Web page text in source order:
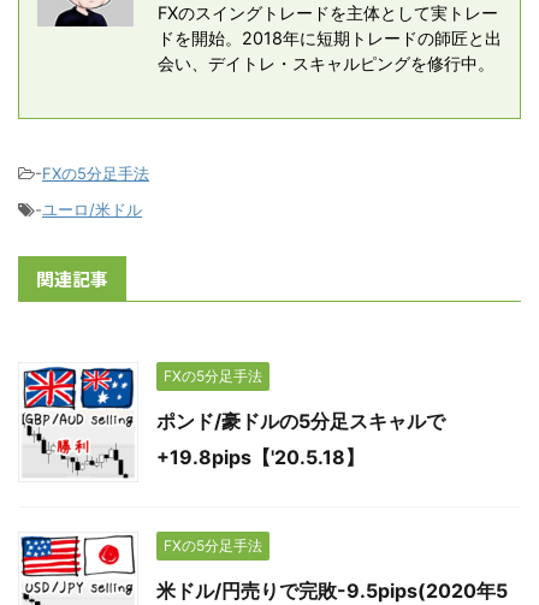
FXのスイングトレードを主体として実トレー
ドを開始。2018年に短期トレードの師匠と出
会い、デイトレ・スキャルピングを修行中。
-FXの5分足手法
-ユーロ/米ドル
関連記事
FXの5分足手法
ポンド/豪ドルの5分足スキャルで
+19.8pips【'20.5.18】
FXの5分足手法
米ドル/円売りで完敗-9.5pips(2020年5